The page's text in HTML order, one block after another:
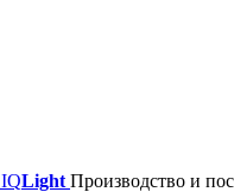
IQLight Производство и